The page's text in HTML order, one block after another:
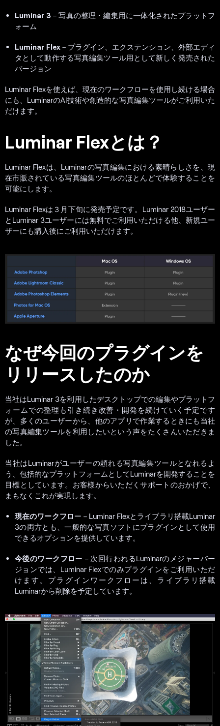
Luminar 3 －写真の整理・編集用に一体化されたプラットフ
ォーム
Luminar Flex －プラグイン、エクステンション、外部エディ
タとして動作する写真編集ツール用として新しく発売された
バージョン
Luminar Flexを使えば、現在のワークフローを使用し続ける場合
にも、LuminarのAI技術や創造的な写真編集ツールがご利用いた
だけます。
Luminar Flexとは？
Luminar Flexは、Luminarの写真編集における素晴らしさを、現
在市販されている写真編集ツールのほとんどで体験することを
可能にします。
Luminar Flexは３月下旬に発売予定です。Luminar 2018ユーザー
とLuminar 3ユーザーには無料でご利用いただける他、新規ユー
ザーにも購入後にご利用いただけます。
なぜ今回のプラグインを
リリースしたのか
当社はLuminar 3を利用したデスクトップでの編集やプラットフ
ォームでの整理も引き続き改善・開発を続けていく予定です
が、多くのユーザーから、他のアプリで作業するときにも当社
の写真編集ツールを利用したいという声をたくさんいただきま
した。
当社はLuminarがユーザーの頼れる写真編集ツールとなれるよ
う、包括的なプラットフォームとしてLuminarを開発することを
目標としています。お客様からいただくサポートのおかげで、
まもなくこれが実現します。
現在のワークフロー－Luminar Flexとライブラリ搭載Luminar
3の両方とも、一般的な写真ソフトにプラグインとして使用
できるオプションを提供しています。
今後のワークフロー－次回行われるLuminarのメジャーバー
ジョンでは、Luminar Flexでのみプラグインをご利用いただ
けます。プラグインワークフローは、ライブラリ搭載
Luminarから削除を予定しています。